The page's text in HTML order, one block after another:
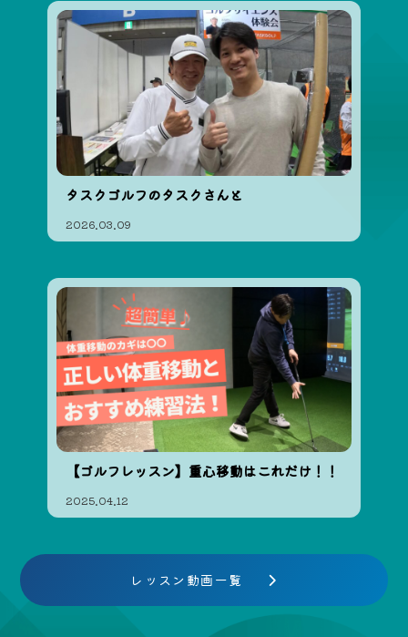
タスクゴルフのタスクさんと
2026.03.09
【ゴルフレッスン】重心移動はこれだけ！！
2025.04.12
レッスン動画一覧